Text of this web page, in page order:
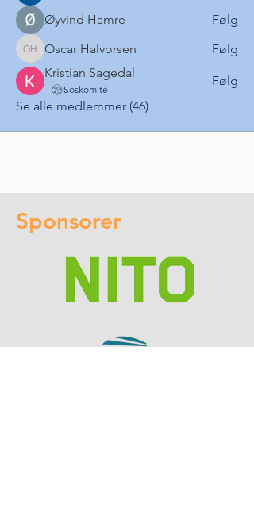
Øyvind Hamre
Følg
Oscar Halvorsen
Oscar Halvorsen
Følg
Kristian Sagedal
Soskomité
Følg
Se alle medlemmer (46)
Sponsorer